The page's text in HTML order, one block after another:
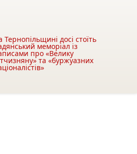
Тернопільщині досі стоїть
меморіал із
про «Велику
та «буржуазних